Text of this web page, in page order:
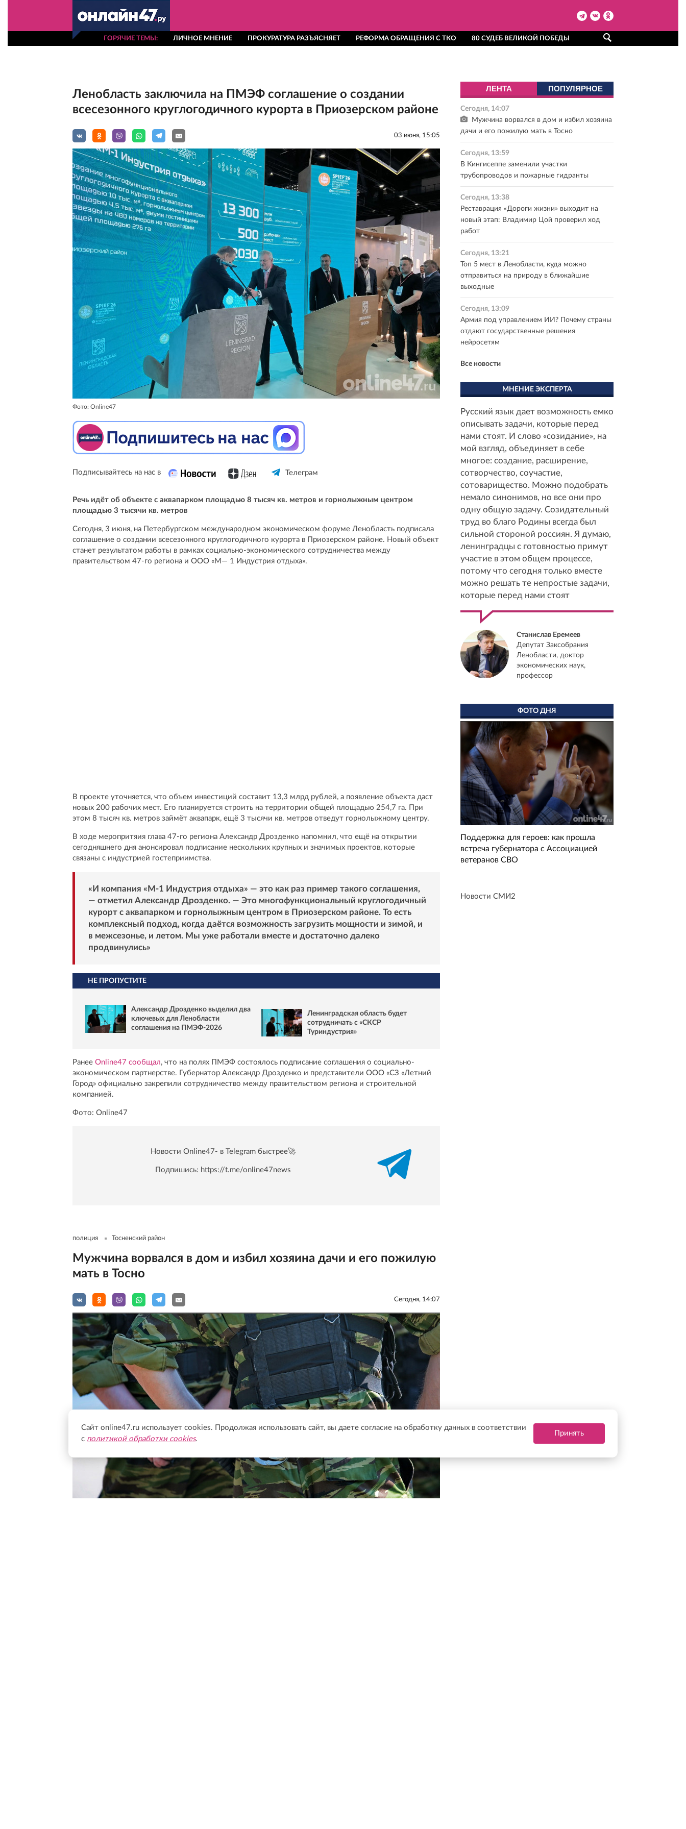
ГОРЯЧИЕ ТЕМЫ ЛИЧНОЕ МНЕНИЕ ПРОКУРАТУРА РАЗЪЯСНЯЕТ РЕФОРМА ОБРАЩЕНИЯ С ТКО 80 СУДЕБ ВЕЛИКОЙ ПОБЕДЫ
Ленобласть заключила на ПМЭФ соглашение о создании
всесезонного круглогодичного курорта в Приозерском районе
03 июня, 15:05
Фото: Online47
Подписывайтесь на нас в Телеграм
Речь идёт об объекте с аквапарком площадью 8 тысяч кв. метров и горнолыжным центром
площадью 3 тысячи кв. метров
Сегодня, 3 июня, на Петербургском международном экономическом форуме Ленобласть подписала
соглашение о создании всесезонного круглогодичного курорта в Приозерском районе. Новый объект
станет результатом работы в рамках социально-экономического сотрудничества между
правительством 47-го региона и ООО «М— 1 Индустрия отдыха».
В проекте уточняется, что объем инвестиций составит 13,3 млрд рублей, а появление объекта даст
новых 200 рабочих мест. Его планируется строить на территории общей площадью 254,7 га. При
этом 8 тысяч кв. метров займёт аквапарк, ещё 3 тысячи кв. метров отведут горнолыжному центру.
В ходе меропритяия глава 47-го региона Александр Дрозденко напомнил, что ещё на открытии
сегодняшнего дня анонсировал подписание нескольких крупных и значимых проектов, которые
связаны с индустрией гостеприимства.
«И компания «М-1 Индустрия отдыха» — это как раз пример такого соглашения,
— отметил Александр Дрозденко. — Это многофункциональный круглогодичный
курорт с аквапарком и горнолыжным центром в Приозерском районе. То есть
комплексный подход, когда даётся возможность загрузить мощности и зимой, и
в межсезонье, и летом. Мы уже работали вместе и достаточно далеко
продвинулись»
НЕ ПРОПУСТИТЕ
Александр Дрозденко выделил два
ключевых для Ленобласти
соглашения на ПМЭФ-2026
Ленинградская область будет
сотрудничать с «СКСР
Туриндустрия»
Ранее Online47 сообщал, что на полях ПМЭФ состоялось подписание соглашения о социально-
экономическом партнерстве. Губернатор Александр Дрозденко и представители ООО «СЗ «Летний
Город» официально закрепили сотрудничество между правительством региона и строительной
компанией.
Фото: Online47
Новости Online47- в Telegram быстрее🚀
Подпишись: https://t.me/online47news
полиция Тосненский район
Мужчина ворвался в дом и избил хозяина дачи и его пожилую
мать в Тосно
Сегодня, 14:07
ЛЕНТА ПОПУЛЯРНОЕ
Сегодня, 14:07
Мужчина ворвался в дом и избил хозяина
дачи и его пожилую мать в Тосно
Сегодня, 13:59
В Кингисеппе заменили участки
трубопроводов и пожарные гидранты
Сегодня, 13:38
Реставрация «Дороги жизни» выходит на
новый этап: Владимир Цой проверил ход
работ
Сегодня, 13:21
Топ 5 мест в Ленобласти, куда можно
отправиться на природу в ближайшие
выходные
Сегодня, 13:09
Армия под управлением ИИ? Почему страны
отдают государственные решения
нейросетям
Все новости
МНЕНИЕ ЭКСПЕРТА
Русский язык дает возможность емко
описывать задачи, которые перед
нами стоят. И слово «созидание», на
мой взгляд, объединяет в себе
многое: создание, расширение,
сотворчество, соучастие,
сотоварищество. Можно подобрать
немало синонимов, но все они про
одну общую задачу. Созидательный
труд во благо Родины всегда был
сильной стороной россиян. Я думаю,
ленинградцы с готовностью примут
участие в этом общем процессе,
потому что сегодня только вместе
можно решать те непростые задачи,
которые перед нами стоят
Станислав Еремеев
Депутат Заксобрания
Ленобласти, доктор
экономических наук,
профессор
ФОТО ДНЯ
Поддержка для героев: как прошла
встреча губернатора с Ассоциацией
ветеранов СВО
Новости СМИ2
Сайт online47.ru использует cookies. Продолжая использовать сайт, вы даете согласие на обработку данных в соответствии
с политикой обработки cookies.
Принять